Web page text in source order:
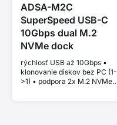
ADSA-M2C
SuperSpeed USB-C
10Gbps dual M.2
NVMe dock
rýchlosť USB až 10Gbps •
klonovanie diskov bez PC (1-
>1) • podpora 2x M.2 NVMe